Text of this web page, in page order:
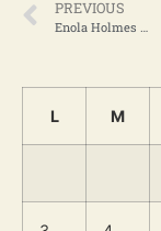
PREVIOUS
Enola Holmes …
L M